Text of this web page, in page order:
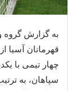
به گزارش گروه
چهار تیمی با